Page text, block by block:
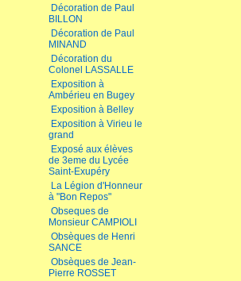
Décoration de Paul
BILLON
Décoration de Paul
MINAND
Décoration du
Colonel LASSALLE
Exposition à
Ambérieu en Bugey
Exposition à Belley
Exposition à Virieu le
grand
Exposé aux élèves
de 3eme du Lycée
Saint-Exupéry
La Légion d'Honneur
à "Bon Repos"
Obseques de
Monsieur CAMPIOLI
Obsèques de Henri
SANCE
Obsèques de Jean-
Pierre ROSSET